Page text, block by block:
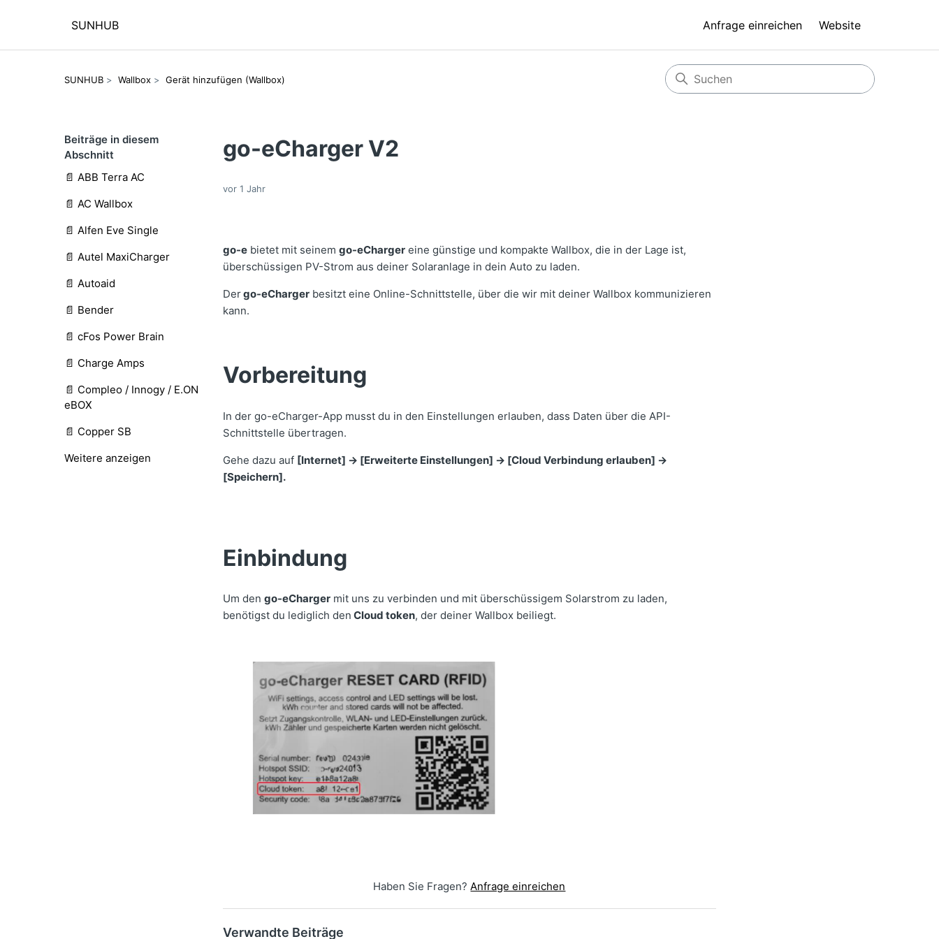
SUNHUB Anfrage einreichen Website
SUNHUB Wallbox Gerät hinzufügen (Wallbox)
Beiträge in diesem
Abschnitt
📄 ABB Terra AC
📄 AC Wallbox
📄 Alfen Eve Single
📄 Autel MaxiCharger
📄 Autoaid
📄 Bender
📄 cFos Power Brain
📄 Charge Amps
📄 Compleo / Innogy / E.ON
eBOX
📄 Copper SB
Weitere anzeigen
go-eCharger V2
vor 1 Jahr
go-e bietet mit seinemgo-eCharger eine günstige und kompakte Wallbox, die in der Lage ist,
überschüssigen PV-Strom aus deiner Solaranlage in dein Auto zu laden.
Dergo-eCharger besitzt eine Online-Schnittstelle, über die wir mit deiner Wallbox kommunizieren
kann.
Vorbereitung
In der go-eCharger-App musst du in den Einstellungen erlauben, dass Daten über die API-
Schnittstelle übertragen.
Gehe dazu auf [Internet] -> [Erweiterte Einstellungen] -> [Cloud Verbindung erlauben] ->
[Speichern].
Einbindung
Um dengo-eCharger mit uns zu verbinden und mit überschüssigem Solarstrom zu laden,
benötigst du lediglich den Cloud token, der deiner Wallbox beiliegt.
Haben Sie Fragen?Anfrage einreichen
Verwandte Beiträge